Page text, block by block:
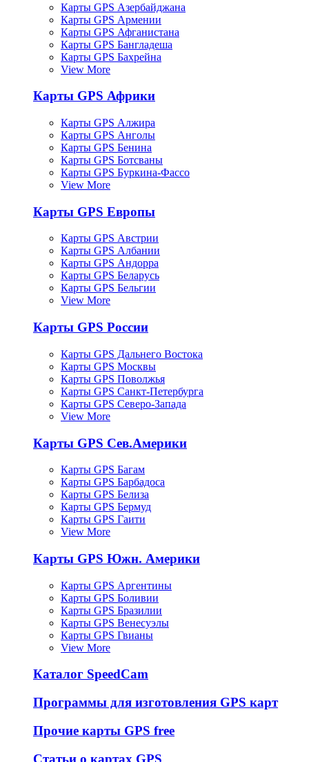
Карты GPS Азербайджана
Карты GPS Армении
Карты GPS Афганистана
Карты GPS Бангладеша
Карты GPS Бахрейна
View More
Карты GPS Африки
Карты GPS Алжира
Карты GPS Анголы
Карты GPS Бенина
Карты GPS Ботсваны
Карты GPS Буркина-Фассо
View More
Карты GPS Европы
Карты GPS Австрии
Карты GPS Албании
Карты GPS Андорра
Карты GPS Беларусь
Карты GPS Бельгии
View More
Карты GPS России
Карты GPS Дальнего Востока
Карты GPS Москвы
Карты GPS Поволжья
Карты GPS Санкт-Петербурга
Карты GPS Северо-Запада
View More
Карты GPS Сев.Америки
Карты GPS Багам
Карты GPS Барбадоса
Карты GPS Белиза
Карты GPS Бермуд
Карты GPS Гаити
View More
Карты GPS Южн. Америки
Карты GPS Аргентины
Карты GPS Боливии
Карты GPS Бразилии
Карты GPS Венесуэлы
Карты GPS Гвианы
View More
Каталог SpeedCam
Программы для изготовления GPS карт
Прочие карты GPS free
Статьи о картах GPS